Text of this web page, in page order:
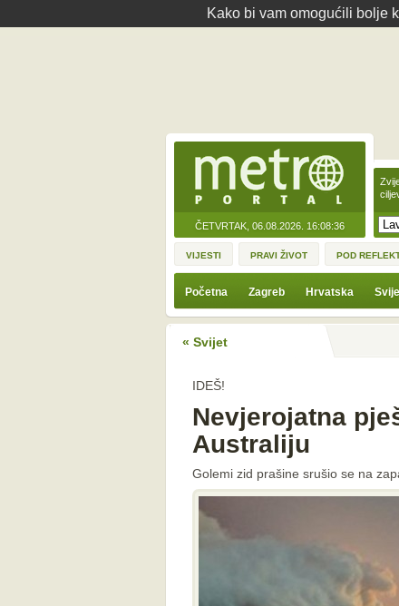
Kako bi vam omogućili bolje
ČETVRTAK, 06.08.2026. 16:08:36
VIJESTI PRAVI ŽIVOT POD
Početna Zagreb Hrvatska
« Svijet
IDEŠ!
Nevjerojatna
Australiju
Golemi zid prašine srušio se na